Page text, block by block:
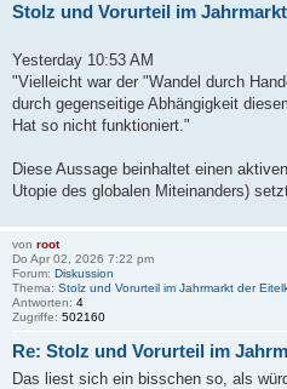
Stolz und Vorurteil im
Yesterday 10:53 AM
"Vielleicht war der "Wandel durch
durch gegenseitige Abhängigkeit
Hat so nicht funktioniert."
Diese Aussage beinhaltet einen
Utopie des globalen Miteinanders)
von root
Do Apr 02, 2026 7:22 pm
Forum: Diskussion
Thema: Stolz und Vorurteil im Jahrmarkt der
Antworten: 4
Zugriffe: 502160
Re: Stolz und Vorurteil im
Das liest sich ein bisschen so, als